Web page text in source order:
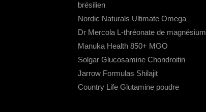
brésilien
Nordic Naturals Ultimate Omega
Dr Mercola L-thréonate de magnésium
Manuka Health 850+ MGO
Solgar Glucosamine Chondroitin
Jarrow Formulas Shilajit
Country Life Glutamine poudre